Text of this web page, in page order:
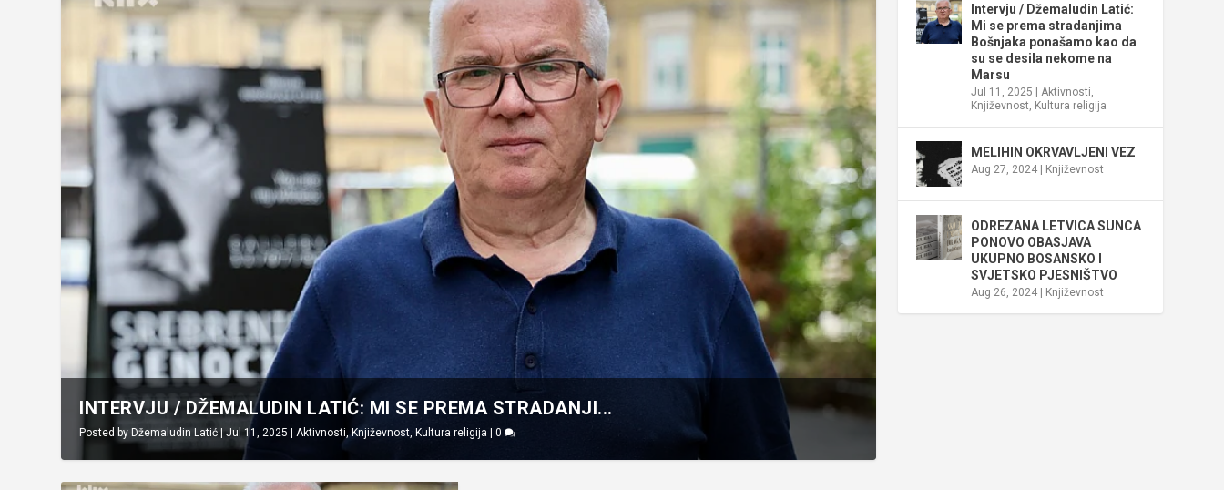
INTERVJU / DŽEMALUDIN LATIĆ: MI SE PREMA STRADANJI...
Posted byDžemaludin Latić |Jul 11, 2025 | Aktivnosti ,Književnost ,Kultura religija |0
Intervju / Džemaludin Latić:
Mi se prema stradanjima
Bošnjaka ponašamo kao da
su se desila nekome na
Marsu
Jul 11, 2025 |Aktivnosti,
Književnost, Kultura religija
MELIHIN OKRVAVLJENI VEZ
Aug 27, 2024 Književnost
ODREZANA LETVICA SUNCA
PONOVO OBASJAVA
UKUPNO BOSANSKO I
SVJETSKO PJESNIŠTVO
Aug 26, 2024 Književnost